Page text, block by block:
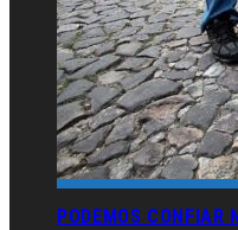
PODEMOS CONFIAR